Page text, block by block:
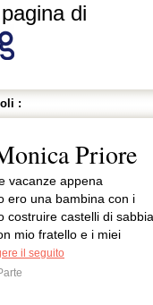
di
:
Priore
vacanze appena
ero una bambina con i
costruire castelli di sabbia
mio fratello e i miei
il seguito